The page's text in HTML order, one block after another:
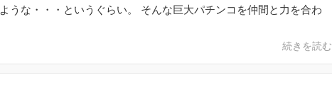
ような・・・というぐらい。 そんな巨大パチンコを仲間と力を合わ
続きを読む